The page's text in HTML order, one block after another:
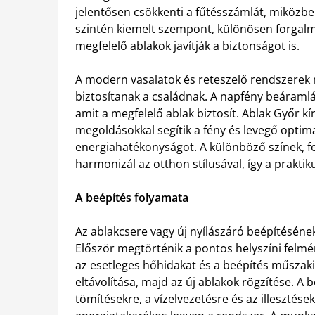
jelentősen csökkenti a fűtésszámlát,
szintén kiemelt szempont, különösen
megfelelő ablakok javítják a biztonságot is.
A modern vasalatok és reteszelő
biztosítanak a családnak. A napfény
amit a megfelelő ablak biztosít. Ablak Győr
megoldásokkal segítik a fény és levegő
energiahatékonyságot. A különböző színek,
harmonizál az otthon stílusával, így a
A beépítés folyamata
Az ablakcsere vagy új nyílászáró
Először megtörténik a pontos helyszíni
az esetleges hőhidakat és a beépítés
eltávolítása, majd az új ablakok rögzítése. A
tömítésekre, a vízelvezetésre és az